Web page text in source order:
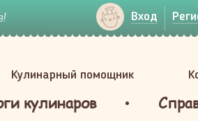
Вход
Кулинарный помощник
кулинаров